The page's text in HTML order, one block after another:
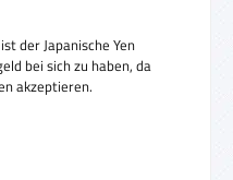
der Japanische Yen
bei sich zu haben, da
akzeptieren.